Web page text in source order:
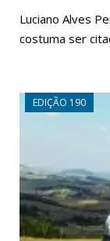
Luciano Alves
costuma ser
EDIÇÃO 190